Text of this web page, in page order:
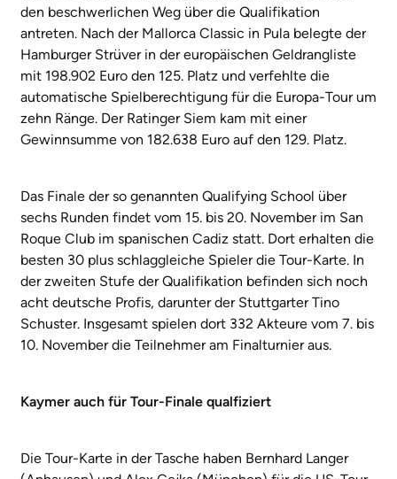
den beschwerlichen Weg über die Qualifikation
antreten. Nach der Mallorca Classic in Pula belegte der
Hamburger Strüver in der europäischen Geldrangliste
mit 198.902 Euro den 125. Platz und verfehlte die
automatische Spielberechtigung für die Europa-Tour um
zehn Ränge. Der Ratinger Siem kam mit einer
Gewinnsumme von 182.638 Euro auf den 129. Platz.
Das Finale der so genannten Qualifying School über
sechs Runden findet vom 15. bis 20. November im San
Roque Club im spanischen Cadiz statt. Dort erhalten die
besten 30 plus schlaggleiche Spieler die Tour-Karte. In
der zweiten Stufe der Qualifikation befinden sich noch
acht deutsche Profis, darunter der Stuttgarter Tino
Schuster. Insgesamt spielen dort 332 Akteure vom 7. bis
10. November die Teilnehmer am Finalturnier aus.
Kaymer auch für Tour-Finale qualfiziert
Die Tour-Karte in der Tasche haben Bernhard Langer